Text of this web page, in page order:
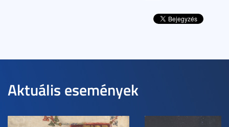
Aktuális események